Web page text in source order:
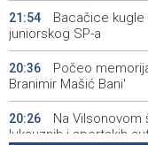
21:54
Bacačice kugle
juniorskog SP-a
20:36
Počeo
Branimir Mašić Bani'
20:26
Na
luksuznih i sportskih